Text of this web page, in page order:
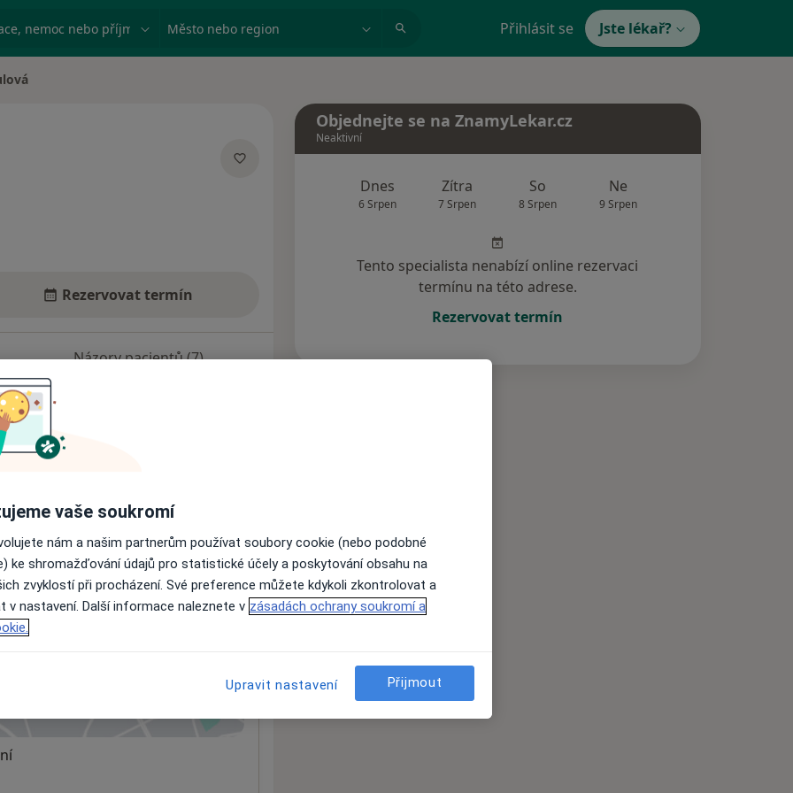
nemoc nebo příjmení Město nebo region Přihlásit se Jste lékař?
Rezervovat termín
Názory pacientů (7)
nejsou k dispozici
informace o svých službách.
Objednejte se na ZnamyLekar.cz
Neaktivní
Dnes
6 Srpen
Zítra
7 Srpen
So
8 Srpen
Ne
9 Srpen
Tento specialista nenabízí online rezervaci
termínu na této adrese.
Rezervovat termín
vaše soukromí
nám a našim partnerům používat soubory cookie (nebo podobné
ke shromažďování údajů pro statistické účely a poskytování obsahu na
zvyklostí při procházení. Své preference můžete kdykoli zkontrolovat a
v nastavení. Další informace naleznete v zásadách ochrany soukromí a
Upravit nastavení Přijmout